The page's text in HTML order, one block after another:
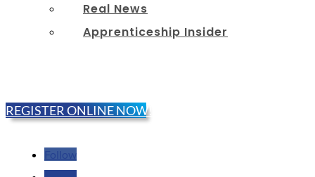
Real News
Apprenticeship Insider
REGISTER ONLINE NOW!
Follow